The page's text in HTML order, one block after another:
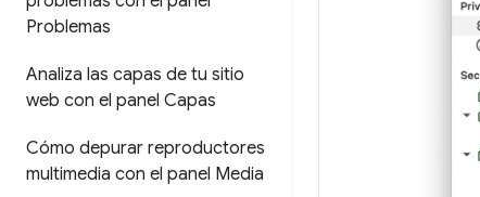
Problemas
Analiza las capas de tu sitio
web con el panel Capas
Cómo depurar reproductores
multimedia con el panel Media